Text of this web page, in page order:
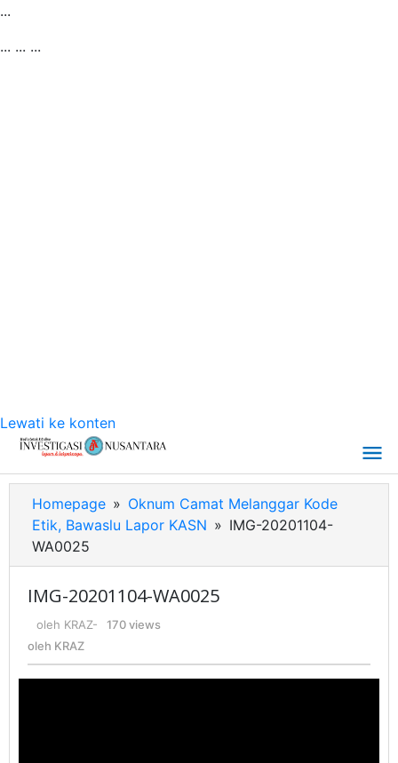
...
... ... ...
Lewati ke konten
Homepage » Oknum Camat Melanggar Kode
Etik, Bawaslu Lapor KASN » IMG-20201104-
WA0025
IMG-20201104-WA0025
oleh KRAZ-
170 views
oleh KRAZ